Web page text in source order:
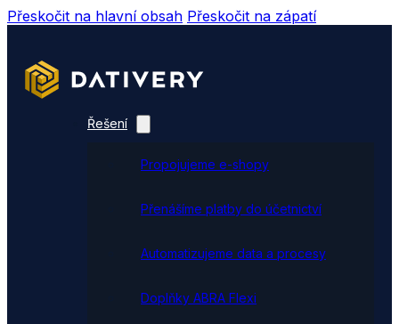
Přeskočit na hlavní obsah Přeskočit na zápatí
Řešení
Propojujeme e-shopy
Přenášíme platby do účetnictví
Automatizujeme data a procesy
Doplňky ABRA Flexi